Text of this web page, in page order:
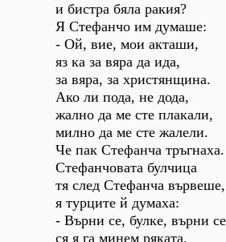
и бистра бяла ракия?
Я Стефанчо им думаше:
- Ой, вие, мои акташи,
яз ка за вяра да ида,
за вяра, за христянщина.
Ако ли пода, не дода,
жално да ме сте плакали,
милно да ме сте жалели.
Че пак Стефанча тръгнаха.
Стефанчовата булчица
тя след Стефанча вървеше,
я турците й думаха:
- Върни се, булке, върни
ся я га минем ряката,